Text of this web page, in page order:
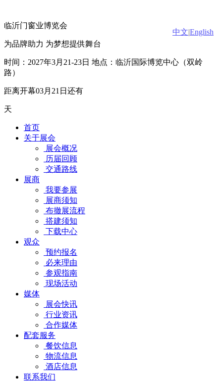
中文|English
临沂门窗业博览会
为品牌助力 为梦想提供舞台
时间：2027年3月21-23日 地点：临沂国际博览中心（双岭
路）
距离开幕03月21日还有
天
首页
关于展会
展会概况
历届回顾
交通路线
展商
我要参展
展商须知
布撤展流程
搭建须知
下载中心
观众
预约报名
必来理由
参观指南
现场活动
媒体
展会快讯
行业资讯
合作媒体
配套服务
餐饮信息
物流信息
酒店信息
联系我们